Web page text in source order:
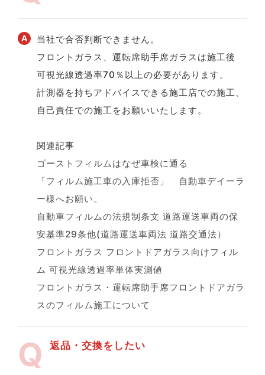
当社で合否判断できません。
フロントガラス、運転席助手席ガラスは施工後
可視光線透過率70％以上の必要があります。
計測器を持ちアドバイスできる施工店での施工、
自己責任での施工をお願いいたします。
関連記事
ゴーストフィルムはなぜ車検に通る
「フィルム施工車の入庫拒否」 自動車デイーラ
ー様へお願い。
自動車フィルムの法規制条文 道路運送車両の保
安基準29条他(道路運送車両法 道路交通法）
フロントガラス フロントドアガラス向けフィル
ム 可視光線透過率単体実測値
フロントガラス・運転席助手席フロントドアガラ
スのフィルム施工について
返品・交換をしたい